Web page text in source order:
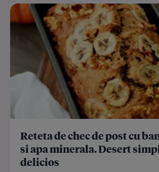
Reteta de chec de post cu
si apa minerala. Desert
delicios